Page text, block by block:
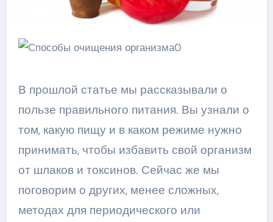
В прошлой статье мы рассказывали о
пользе правильного питания. Вы узнали о
том, какую пищу и в каком режиме нужно
принимать, чтобы избавить свой организм
от шлаков и токсинов. Сейчас же мы
поговорим о других, менее сложных,
методах для периодического или